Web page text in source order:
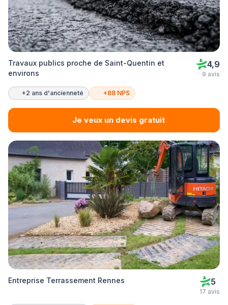
Travaux publics proche de Saint-Quentin et
environs
4,9
9 avis
+2 ans d'ancienneté +88 NPS
Je veux un devis gratuit
Entreprise Terrassement Rennes 5
17 avis